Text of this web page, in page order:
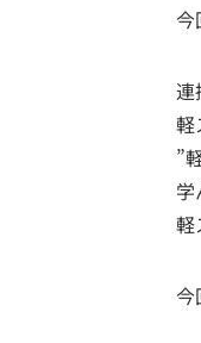
今
連
軽
”
学
軽